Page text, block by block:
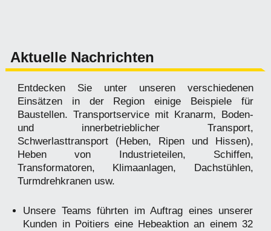
Aktuelle Nachrichten
Entdecken Sie unter unseren verschiedenen
Einsätzen in der Region einige Beispiele für
Baustellen. Transportservice mit Kranarm, Boden-
und innerbetrieblicher Transport,
Schwerlasttransport (Heben, Ripen und Hissen),
Heben von Industrieteilen, Schiffen,
Transformatoren, Klimaanlagen, Dachstühlen,
Turmdrehkranen usw.
Unsere Teams führten im Auftrag eines unserer
Kunden in Poitiers eine Hebeaktion an einem 32